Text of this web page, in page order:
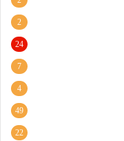
2
24
7
4
49
22